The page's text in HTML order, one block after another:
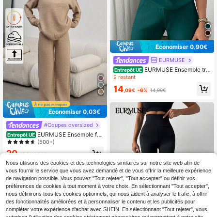
Économiser 0,03€
#Coupes oversized
Entrepôt UE EURMUSE Ensemble fe
mme de 2 pièces: pull côtelé à col r
(500+)
20,49€20,52€
Économiser 0,90€
EURMUSE
Entrepôt UE EURMUSE Ensemble tric
oté sans manches en deux pièces a
n pantalon côtelé taille haute en ivo
9 restant
14 ,09€ -6% 14,99€
Nous utilisons des cookies et des technologies similaires sur notre site web afin de
vous fournir le service que vous avez demandé et de vous offrir la meilleure expérience
de navigation possible. Vous pouvez "Tout rejeter", "Tout accepter" ou définir vos
préférences de cookies à tout moment à votre choix. En sélectionnant "Tout accepter",
nous définirons tous les cookies optionnels, qui nous aident à analyser le trafic, à offrir
des fonctionnalités améliorées et à personnaliser le contenu et les publicités pour
compléter votre expérience d'achat avec SHEIN. En sélectionnant "Tout rejeter", vous